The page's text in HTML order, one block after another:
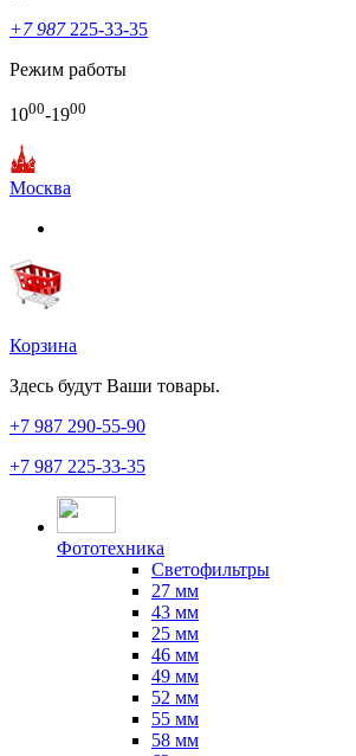
+7 987225-33-35
Режим работы
1000-1900
Москва
Корзина
Здесь будут Ваши товары.
+7 987 290-55-90
+7 987 225-33-35
Фототехника
Светофильтры
27 мм
43 мм
25 мм
46 мм
49 мм
52 мм
55 мм
58 мм